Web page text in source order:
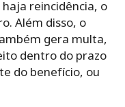
reincidência, o
Além disso, o
gera multa,
dentro do prazo
do benefício, ou